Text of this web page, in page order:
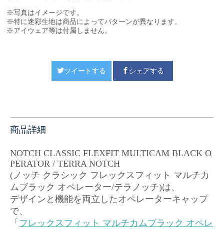
※写真はイメージです。
※特に迷彩生地は商品によってパターンが異なります。
※アイウェア等は付属しません。
ツイートする シェアする
商品詳細
NOTCH CLASSIC FLEXFIT MULTICAM BLACK O
PERATOR / TERRA NOTCH
(ノッチ クラシック フレックスフィット マルチカ
ムブラック オペレーター/テラノッチ)は、
デザインと機能を両立したオペレーターキャップ
で、
「 フレックスフィット マルチカムブラック オペレ